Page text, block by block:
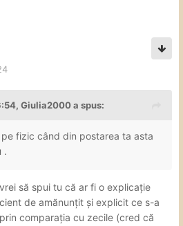
o zona unde nu poti sa-ti justifici
ce se petrece, nota 7. Locuri
aliniament cu bordura.
dar acesta nu si-a semnalat
aspect, oricum are suficiente
faceti o idee.
aici, nota 9
Giulia2000a spus:
fizic când din postarea ta asta
.
să spui tu că ar fi o explicație
de amănunțit și explicit ce s-a
comparația cu zecile (cred că